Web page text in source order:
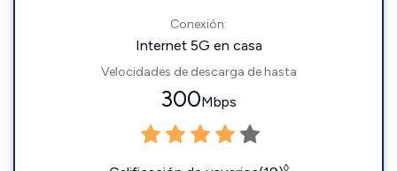
Conexión:
Internet 5G en casa
Velocidades de descarga de hasta
300Mbps
◊